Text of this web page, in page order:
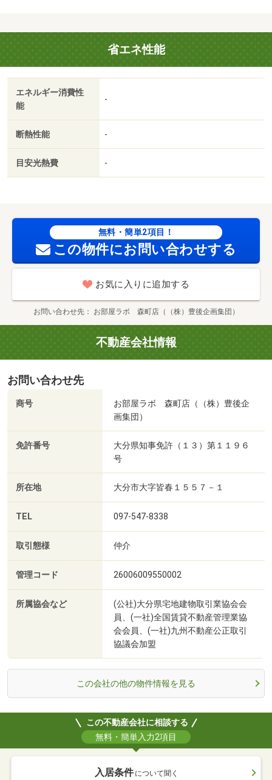
ットと暮らせるお部屋をお探しの方に。ネット回線あり、
パソコンを使われる方にオススメ。床下にも物が収納で
き、スペースを有効活用できます。・駐輪場：有
省エネ性能
エネルギー消費性
能
-
断熱性能 -
目安光熱費 -
無料・簡単2項目！
この物件にお問い合わせする
お気に入りに追加する
お問い合わせ先 お部屋ラボ 森町店（（株）豊後企画集団）
不動産会社情報
お問い合わせ先
商号
お部屋ラボ 森町店（（株）豊後企
画集団）
免許番号
大分県知事免許（１３）第１１９６
号
所在地 大分市大字皆春１５５７－１
TEL 097-547-8338
取引態様 仲介
管理コード 26006009550002
所属協会など
(公社)大分県宅地建物取引業協会会
員、(一社)全国賃貸不動産管理業協
会会員、(一社)九州不動産公正取引
協議会加盟
この会社の他の物件情報を見る
この不動産会社に相談する
無料・簡単入力2項目
入居条件 について聞く